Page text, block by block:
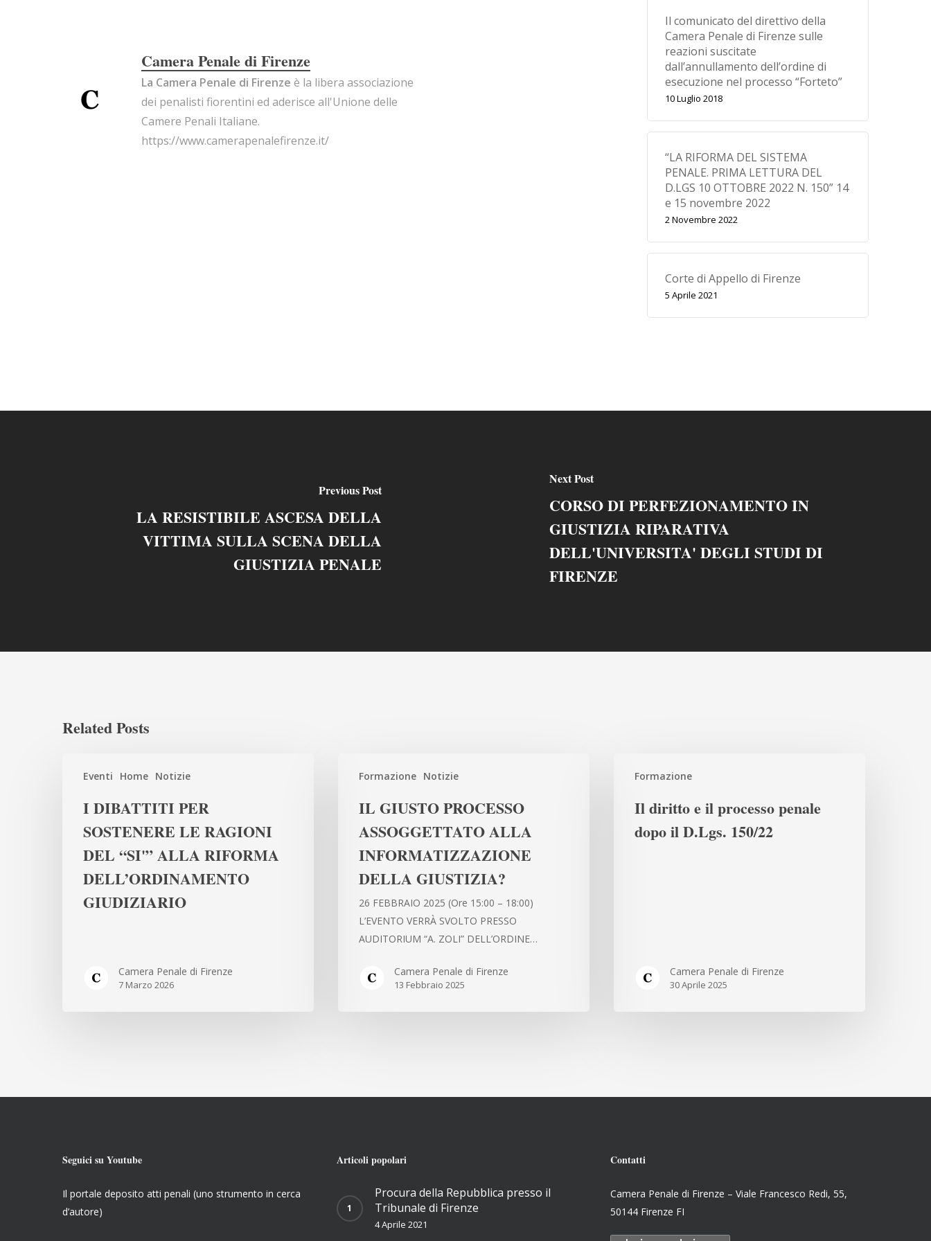
Camera Penale di Firenze
La Camera Penale di Firenze è la libera associazione
dei penalisti fiorentini ed aderisce all'Unione delle
Camere Penali Italiane.
https://www.camerapenalefirenze.it/
Il comunicato del direttivo della
Camera Penale di Firenze sulle
reazioni suscitate
dall’annullamento dell’ordine di
esecuzione nel processo “Forteto”
10 Luglio 2018
“LA RIFORMA DEL SISTEMA
PENALE. PRIMA LETTURA DEL
D.LGS 10 OTTOBRE 2022 N. 150” 14
e 15 novembre 2022
2 Novembre 2022
Corte di Appello di Firenze
5 Aprile 2021
Previous Post
LA RESISTIBILE ASCESA DELLA
VITTIMA SULLA SCENA DELLA
GIUSTIZIA PENALE
Next Post
CORSO DI PERFEZIONAMENTO IN
GIUSTIZIA RIPARATIVA
DELL'UNIVERSITA' DEGLI STUDI DI
FIRENZE
Related Posts
Eventi Home Notizie
DIBATTITI
SOSTENERE
RAGIONI
ALLA
I DIBATTITI PER
SOSTENERE LE RAGIONI
DEL “SI'” ALLA RIFORMA
DELL’ORDINAMENTO
GIUDIZIARIO
Camera Penale di Firenze
7 Marzo 2026
Formazione Notizie
GIUSTO
ASSOGGETTATO
ALLA
INFORMATIZZAZIONE
GIUSTIZIA?
IL GIUSTO PROCESSO
ASSOGGETTATO ALLA
INFORMATIZZAZIONE
DELLA GIUSTIZIA?
26 FEBBRAIO 2025 (Ore 15:00 – 18:00)
L’EVENTO VERRÀ SVOLTO PRESSO
AUDITORIUM “A. ZOLI” DELL’ORDINE…
Camera Penale di Firenze
13 Febbraio 2025
Formazione
diritto
processo
Il diritto e il processo penale
dopo il D.Lgs. 150/22
Camera Penale di Firenze
30 Aprile 2025
Seguici su Youtube
Il portale deposito atti penali (uno strumento in cerca
d’autore)
Articoli popolari
Procura della Repubblica presso il
Tribunale di Firenze
4 Aprile 2021
Contatti
Camera Penale di Firenze – Viale Francesco Redi, 55,
50144 Firenze FI